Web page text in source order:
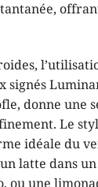
signés
donne une
Le
idéale du
latte dans